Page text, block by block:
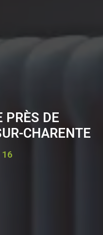
PRÈS DE
CHARENTE
16